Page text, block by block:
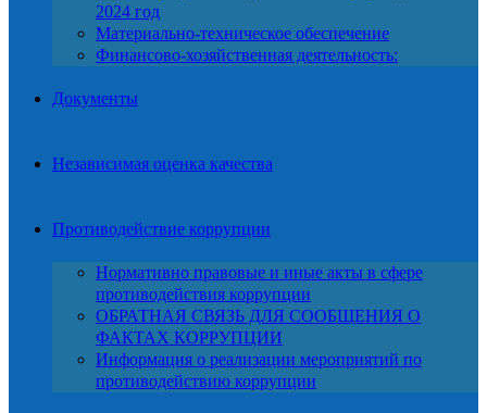
2024 год
Материально-техническое обеспечение
Финансово-хозяйственная деятельность:
Документы
Независимая оценка качества
Противодействие коррупции
Нормативно правовые и иные акты в сфере
противодействия коррупции
ОБРАТНАЯ СВЯЗЬ ДЛЯ СООБЩЕНИЯ О
ФАКТАХ КОРРУПЦИИ
Информация о реализации мероприятий по
противодействию коррупции